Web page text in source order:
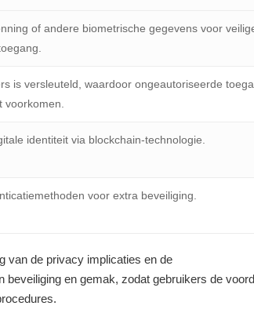
of andere biometrische gegevens voor
is versleuteld, waardoor ongeautoriseerde
voorkomen.
identiteit via blockchain-technologie.
voor extra beveiliging.
van de privacy implicaties en de
en gemak, zodat gebruikers de